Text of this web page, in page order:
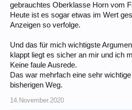
gebrauchtes Oberklasse Horn vom
Heute ist es sogar etwas im Wert
Anzeigen so verfolge.
Und das für mich wichtigste
klappt liegt es sicher an mir und ich
Keine faule Ausrede.
Das war mehrfach eine sehr
bisherigen Weg.
14.November.2020